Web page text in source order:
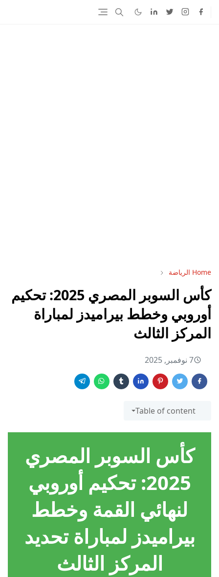
Home الرياضة
كأس السوبر المصري 2025: تحكيم
أوروبي وخطط بيراميدز لمباراة
المركز الثالث
7 نوفمبر, 2025
Table of content
كأس السوبر المصري
2025: تحكيم أوروبي
لنهائي القمة وخطط
بيراميدز لمباراة تحديد
المركز الثالث